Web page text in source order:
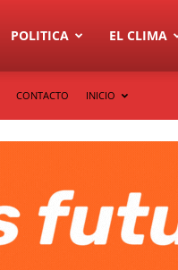
POLITICA EL CLIMA
CONTACTO INICIO